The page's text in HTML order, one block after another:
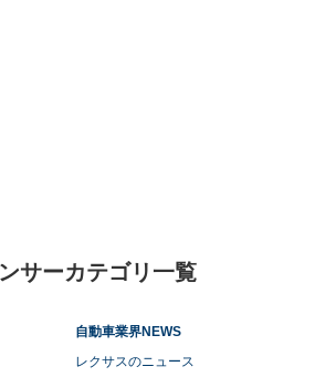
サーカテゴリ一覧
自動車業界NEWS
レクサスのニュース